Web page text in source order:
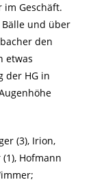
im Geschäft.
und über
den
etwas
der HG in
(3), Irion,
Hofmann